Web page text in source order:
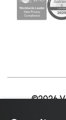
©2026